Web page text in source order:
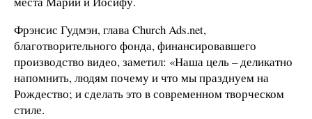
Фрэнсис Гудмэн, глава Church Ads.net,
благотворительного фонда, финансировавшего
производство видео, заметил: «Наша цель – деликатно
напомнить, людям почему и что мы празднуем на
Рождество; и сделать это в современном творческом
стиле.